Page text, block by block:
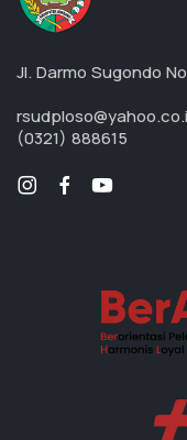
Jl. Darmo Sugondo
(0321) 888615